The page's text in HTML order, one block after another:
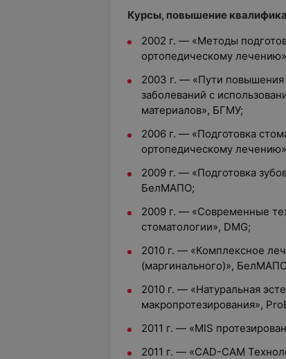
Курсы, повышение
2002 г. — «Методы
ортопедическому
2003 г. — «Пути повышения
заболеваний с
материалов», БГМУ;
2006 г. — «Подготовка
ортопедическому
2009 г. — «Подготовка
БелМАПО;
2009 г. — «Современные
стоматологии», DMG;
2010 г. — «Комплексное
(маргинального)»,
2010 г. — «Натуральная
макропротезирования»,
2011 г. — «MIS
2011 г. — «CAD-CAM